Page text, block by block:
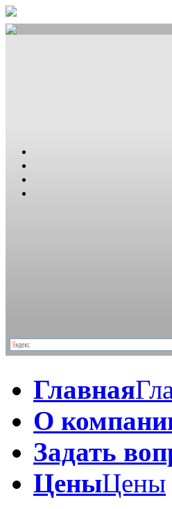
Главная
О
Задать
ЦеныЦены